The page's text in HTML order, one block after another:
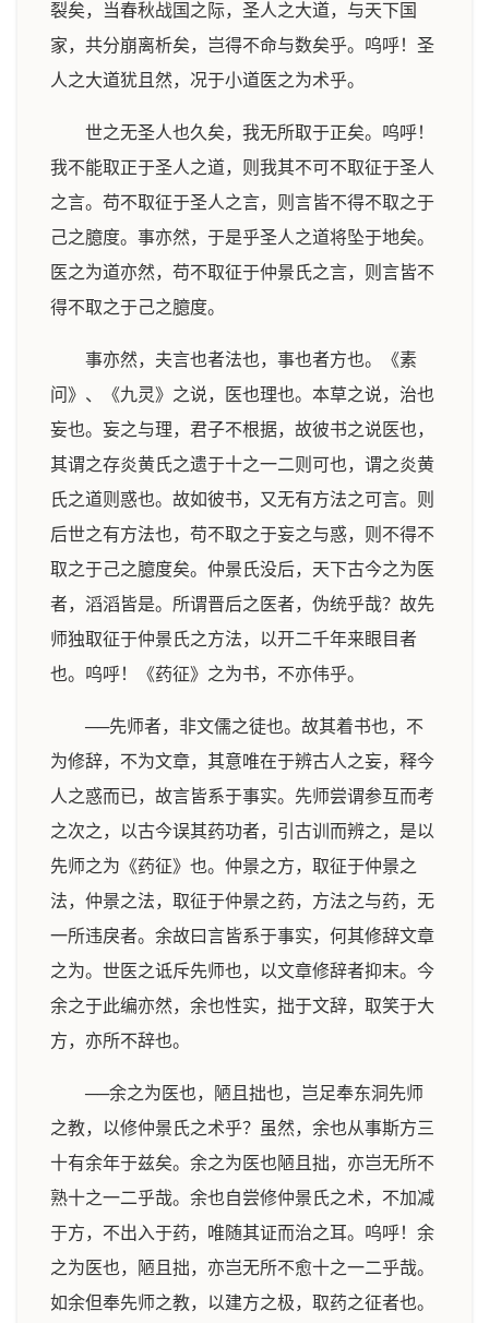
裂矣，当春秋战国之际，圣人之大道，与天下国
家，共分崩离析矣，岂得不命与数矣乎。呜呼！圣
人之大道犹且然，况于小道医之为术乎。
世之无圣人也久矣，我无所取于正矣。呜呼！
我不能取正于圣人之道，则我其不可不取征于圣人
之言。苟不取征于圣人之言，则言皆不得不取之于
己之臆度。事亦然，于是乎圣人之道将坠于地矣。
医之为道亦然，苟不取征于仲景氏之言，则言皆不
得不取之于己之臆度。
事亦然，夫言也者法也，事也者方也。《素
问》、《九灵》之说，医也理也。本草之说，治也
妄也。妄之与理，君子不根据，故彼书之说医也，
其谓之存炎黄氏之遗于十之一二则可也，谓之炎黄
氏之道则惑也。故如彼书，又无有方法之可言。则
后世之有方法也，苟不取之于妄之与惑，则不得不
取之于己之臆度矣。仲景氏没后，天下古今之为医
者，滔滔皆是。所谓晋后之医者，伪统乎哉？故先
师独取征于仲景氏之方法，以开二千年来眼目者
也。呜呼！《药征》之为书，不亦伟乎。
──先师者，非文儒之徒也。故其着书也，不
为修辞，不为文章，其意唯在于辨古人之妄，释今
人之惑而已，故言皆系于事实。先师尝谓参互而考
之次之，以古今误其药功者，引古训而辨之，是以
先师之为《药征》也。仲景之方，取征于仲景之
法，仲景之法，取征于仲景之药，方法之与药，无
一所违戾者。余故曰言皆系于事实，何其修辞文章
之为。世医之诋斥先师也，以文章修辞者抑末。今
余之于此编亦然，余也性实，拙于文辞，取笑于大
方，亦所不辞也。
──余之为医也，陋且拙也，岂足奉东洞先师
之教，以修仲景氏之术乎？虽然，余也从事斯方三
十有余年于兹矣。余之为医也陋且拙，亦岂无所不
熟十之一二乎哉。余也自尝修仲景氏之术，不加减
于方，不出入于药，唯随其证而治之耳。呜呼！余
之为医也，陋且拙，亦岂无所不愈十之一二乎哉。
如余但奉先师之教，以建方之极，取药之征者也。